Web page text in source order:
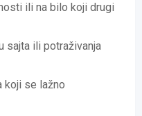
ili na bilo koji drugi
sajta ili potraživanja
koji se lažno